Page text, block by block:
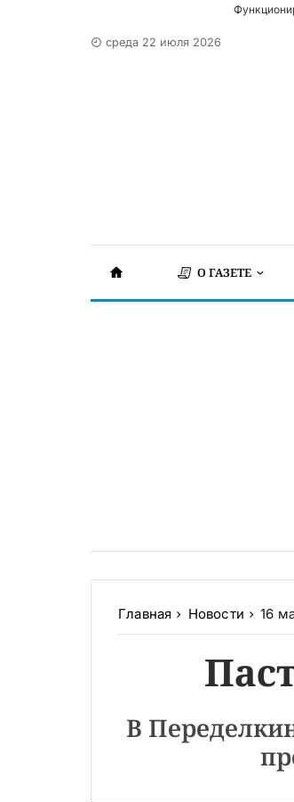
среда 22 июля 2026
О ГАЗЕТЕ
Главная Новости 16
В